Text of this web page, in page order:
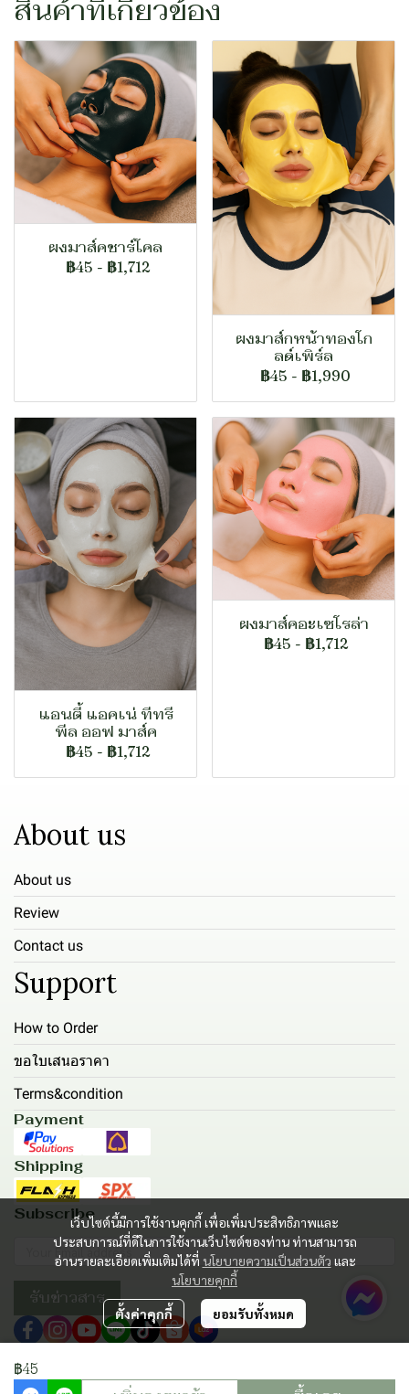
สินค้าที่เกี่ยวข้อง
ผงมาส์คชาร์โคล
฿45 - ฿1,712
ผงมาส์กหน้าทองโก
ลด์เพิร์ล
฿45 - ฿1,990
แอนตี้ แอคเน่ ทีทรี
พีล ออฟ มาส์ค
฿45 - ฿1,712
ผงมาส์คอะเซโรล่า
฿45 - ฿1,712
฿45
เว็บไซต์นี้มีการใช้งานคุกกี้ เพื่อเพิ่มประสิทธิภาพและ
ประสบการณ์ที่ดีในการใช้งานเว็บไซต์ของท่าน ท่านสามารถ
อ่านรายละเอียดเพิ่มเติมได้ที่ นโยบายความเป็นส่วนตัว และ
นโยบายคุกกี้
ตั้งค่าคุกกี้ ยอมรับทั้งหมด
About us
About us
Review
Contact us
Support
How to Order
ขอใบเสนอราคา
Terms&condition
Payment
Shipping
Subscribe
รับข่าวสาร
Copyright | All Rights Reserved | Powered by MWE